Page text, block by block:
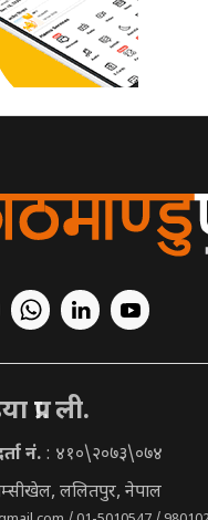
प्रा. ली.
नं. : ४१०\२०७३\०७४
ललितपुर, नेपाल